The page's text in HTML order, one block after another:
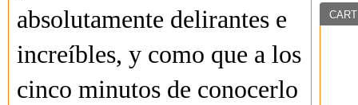
absolutamente delirantes e
increíbles, y como que a los
cinco minutos de conocerlo